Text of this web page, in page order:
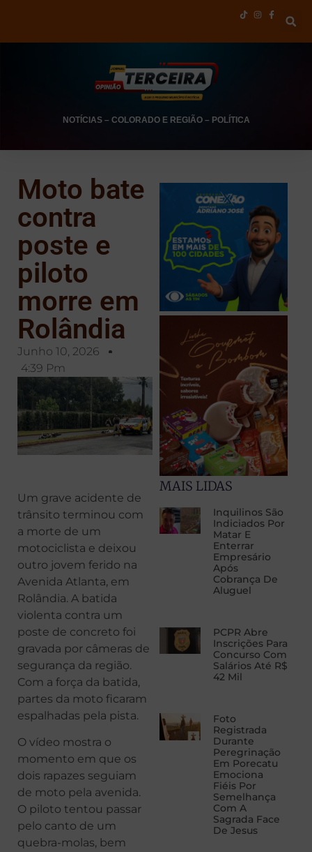
NOTÍCIAS– COLORADO E REGIÃO– POLÍTICA
Moto bate
contra
poste e
piloto
morre em
Rolândia
Junho 10, 2026
4:39 Pm
Um grave acidente de
trânsito terminou com
a morte de um
motociclista e deixou
outro jovem ferido na
Avenida Atlanta, em
Rolândia. A batida
violenta contra um
poste de concreto foi
gravada por câmeras de
segurança da região.
Com a força da batida,
partes da moto ficaram
espalhadas pela pista.
O vídeo mostra o
momento em que os
dois rapazes seguiam
de moto pela avenida.
O piloto tentou passar
pelo canto de um
quebra-molas, bem
MAIS LIDAS
Inquilinos São
Indiciados Por
Matar E
Enterrar
Empresário
Após
Cobrança De
Aluguel
PCPR Abre
Inscrições Para
Concurso Com
Salários Até R$
42 Mil
Foto
Registrada
Durante
Peregrinação
Em Porecatu
Emociona
Fiéis Por
Semelhança
Com A
Sagrada Face
De Jesus